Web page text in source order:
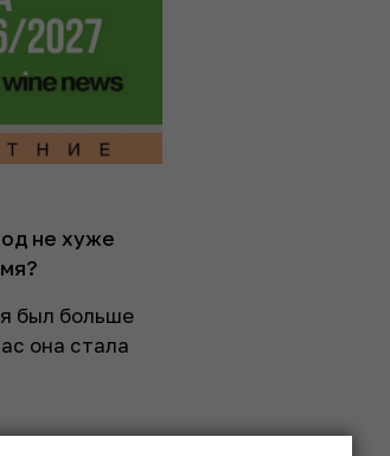
не хуже
был больше
она стала